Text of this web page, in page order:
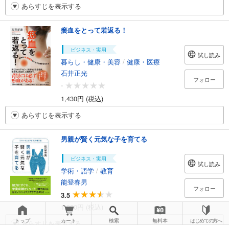
あらすじを表示する
瘀血をとって若返る！
ビジネス・実用
暮らし・健康・美容 / 健康・医療
石井正光
-
1,430円 (税込)
試し読み
フォロー
あらすじを表示する
男親が賢く元気な子を育てる
ビジネス・実用
学術・語学 / 教育
能登春男
3.5
1,320円 (税込)
試し読み
フォロー
トップ カート 検索 無料本 はじめての方へ